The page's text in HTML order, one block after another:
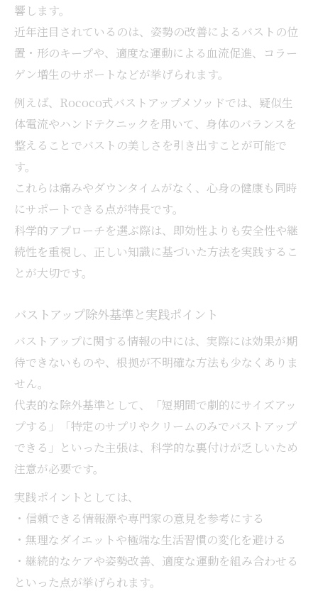
響します。
近年注目されているのは、姿勢の改善によるバストの位
置・形のキープや、適度な運動による血流促進、コラー
ゲン増生のサポートなどが挙げられます。
例えば、Rococo式バストアップメソッドでは、疑似生
体電流やハンドテクニックを用いて、身体のバランスを
整えることでバストの美しさを引き出すことが可能で
す。
これらは痛みやダウンタイムがなく、心身の健康も同時
にサポートできる点が特長です。
科学的アプローチを選ぶ際は、即効性よりも安全性や継
続性を重視し、正しい知識に基づいた方法を実践するこ
とが大切です。
バストアップ除外基準と実践ポイント
バストアップに関する情報の中には、実際には効果が期
待できないものや、根拠が不明確な方法も少なくありま
せん。
代表的な除外基準として、「短期間で劇的にサイズアッ
プする」「特定のサプリやクリームのみでバストアップ
できる」といった主張は、科学的な裏付けが乏しいため
注意が必要です。
実践ポイントとしては、
・信頼できる情報源や専門家の意見を参考にする
・無理なダイエットや極端な生活習慣の変化を避ける
・継続的なケアや姿勢改善、適度な運動を組み合わせる
といった点が挙げられます。